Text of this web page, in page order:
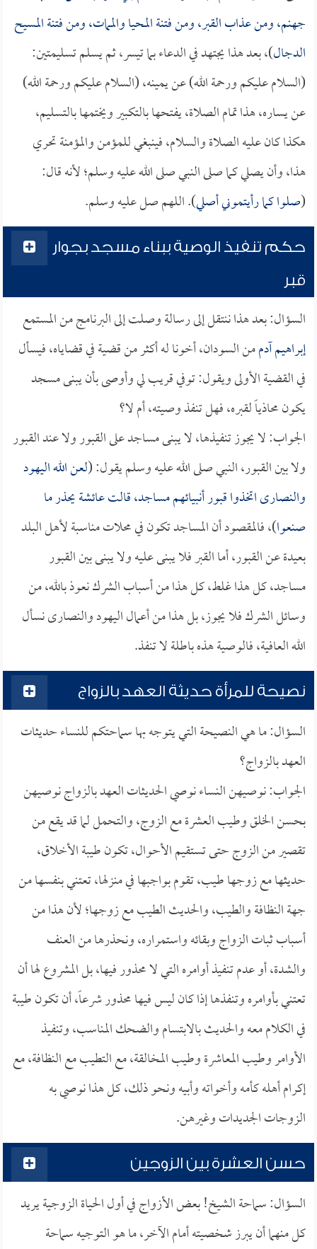
جهنم، ومن عذاب القبر، ومن فتنة المحيا والممات، ومن فتنة المسيح
الدجال)، بعد هذا يجتهد في الدعاء بما تيسر، ثم يسلم تسليمتين:
(السلام عليكم ورحمة الله) عن يمينه، (السلام عليكم ورحمة الله)
عن يساره، هذا تمام الصلاة، يفتحها بالتكبير ويختمها بالتسليم،
هكذا كان عليه الصلاة والسلام، فينبغي للمؤمن والمؤمنة تحري
هذا، وأن يصلي كما صلى النبي صلى الله عليه وسلم؛ لأنه قال:
(صلوا كما رأيتموني أصلي). اللهم صل عليه وسلم.
حكم تنفيذ الوصية ببناء مسجد بجوار
قبر
السؤال: بعد هذا ننتقل إلى رسالة وصلت إلى البرنامج من المستمع
إبراهيم آدممن السودان، أخونا له أكثر من قضية في قضاياه، فيسأل
في القضية الأولى ويقول: توفي قريب لي وأوصى بأن يبنى مسجد
يكون محاذياً لقبره، فهل تنفذ وصيته، أم لا؟
الجواب: لا يجوز تنفيذها، لا يبنى مساجد على القبور ولا عند القبور
ولا بين القبور، النبي صلى الله عليه وسلم يقول: (لعن الله اليهود
والنصارى اتخذوا قبور أنبيائهم مساجد، قالتعائشةيحذر ما
صنعوا)، فالمقصود أن المساجد تكون في محلات مناسبة لأهل البلد
بعيدة عن القبور، أما القبر فلا يبنى عليه ولا يبنى بين القبور
مساجد، كل هذا غلط، كل هذا من أسباب الشرك نعوذ بالله، من
وسائل الشرك فلا يجوز، بل هذا من أعمال اليهود والنصارى نسأل
الله العافية، فالوصية هذه باطلة لا تنفذ.
نصيحة للمرأة حديثة العهد بالزواج
السؤال: ما هي النصيحة التي يتوجه بها سماحتكم للنساء حديثات
العهد بالزواج؟
الجواب: نوصيهن النساء نوصي الحديثات العهد بالزواج نوصيهن
بحسن الخلق وطيب العشرة مع الزوج، والتحمل لما قد يقع من
تقصير من الزوج حتى تستقيم الأحوال، تكون طيبة الأخلاق،
حديثها مع زوجها طيب، تقوم بواجبها في منزلها، تعتني بنفسها من
جهة النظافة والطيب، والحديث الطيب مع زوجها؛ لأن هذا من
أسباب ثبات الزواج وبقائه واستمراره، ونحذرها من العنف
والشدة، أو عدم تنفيذ أوامره التي لا محذور فيها، بل المشروع لها أن
تعتني بأوامره وتنفذها إذا كان ليس فيها محذور شرعاً، أن تكون طيبة
في الكلام معه والحديث بالابتسام والضحك المناسب، وتنفيذ
الأوامر وطيب المعاشرة وطيب المخالقة، مع التطيب مع النظافة، مع
إكرام أهله كأمه وأخواته وأبيه ونحو ذلك، كل هذا نوصي به
الزوجات الجديدات وغيرهن.
حسن العشرة بين الزوجين
السؤال: سماحة الشيخ! بعض الأزواج في أول الحياة الزوجية يريد
كل منهما أن يبرز شخصيته أمام الآخر، ما هو التوجيه سماحة